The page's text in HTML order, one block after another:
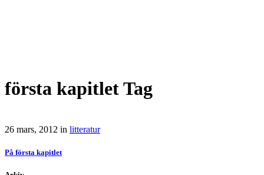
första kapitlet Tag
26 mars, 2012 in litteratur
På första kapitlet